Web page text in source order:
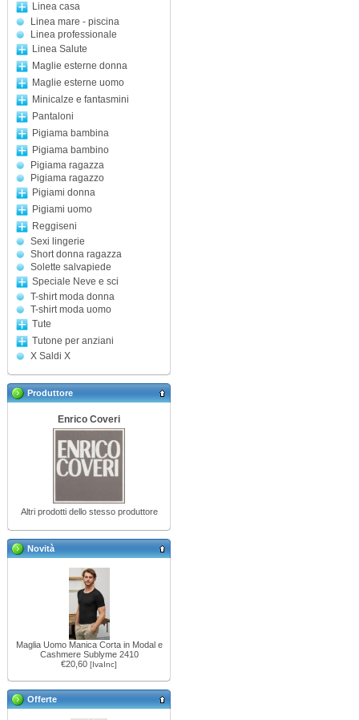
Linea casa
Linea mare - piscina
Linea professionale
Linea Salute
Maglie esterne donna
Maglie esterne uomo
Minicalze e fantasmini
Pantaloni
Pigiama bambina
Pigiama bambino
Pigiama ragazza
Pigiama ragazzo
Pigiami donna
Pigiami uomo
Reggiseni
Sexi lingerie
Short donna ragazza
Solette salvapiede
Speciale Neve e sci
T-shirt moda donna
T-shirt moda uomo
Tute
Tutone per anziani
X Saldi X
Produttore
Enrico Coveri
Altri prodotti dello stesso produttore
Novità
Maglia Uomo Manica Corta in Modal e
Cashmere Sublyme 2410
€20,60 [IvaInc]
Offerte